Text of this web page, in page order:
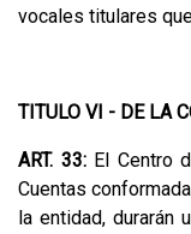
vocales titulares
TITULO VI - DE LA
ART. 33:El Centro
Cuentas
la entidad, durarán